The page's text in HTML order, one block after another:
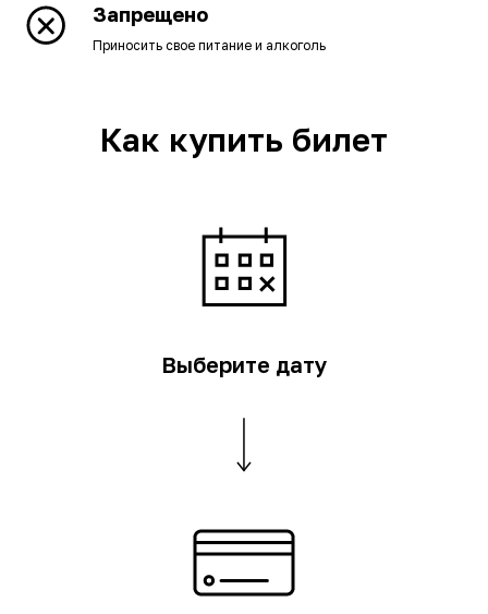
Запрещено
Приносить свое питание и алкоголь
Как купить билет
Выберите дату